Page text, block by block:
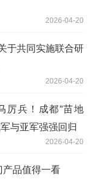
2026-04-20
于共同实施联合研
2026-04-20
厉兵！成都“苗地
与亚军强强回归
2026-04-20
产品值得一看